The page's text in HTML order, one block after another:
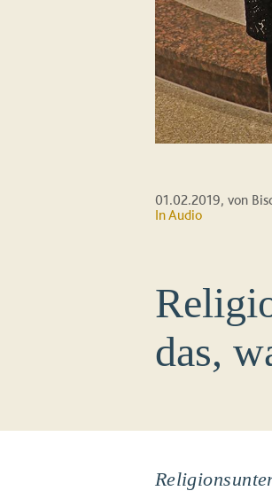
01.02.2019, von
In Audio
das,